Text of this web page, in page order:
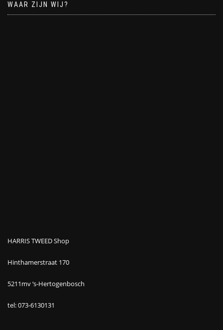
WAAR ZIJN WIJ?
HARRIS TWEED Shop
Hinthamerstraat 170
5211mv ‘s-Hertogenbosch
tel: 073-6130131